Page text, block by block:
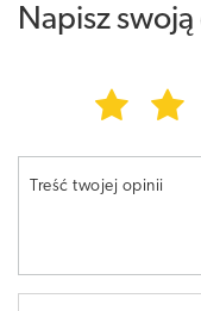
Napisz
Treść twojej opinii